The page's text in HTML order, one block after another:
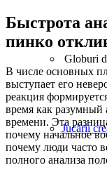
Globuri
Jucării
Быстрота
пинко
В числе основных
выступает его
реакция
время как разумный
времени. Эта
почему начальное
почему люди часто
полного анализа